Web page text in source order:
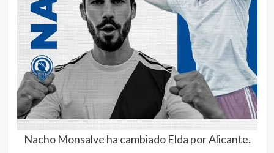
Nacho Monsalve ha cambiado Elda por Alicante.